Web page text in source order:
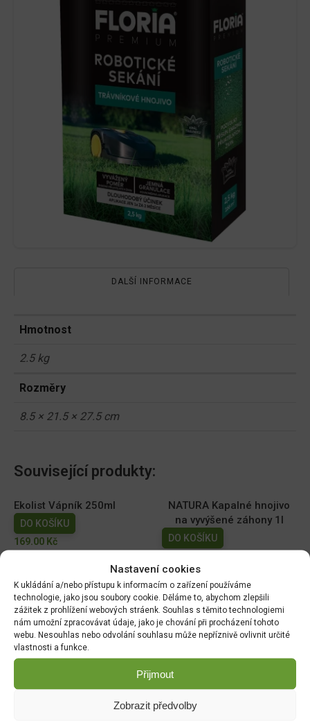
Nastavení cookies
K ukládání a/nebo přístupu k informacím o zařízení používáme
technologie, jako jsou soubory cookie. Děláme to, abychom zlepšili
zážitek z prohlížení webových stráenk. Souhlas s těmito technologiemi
nám umožní zpracovávat údaje, jako je chování při procházení tohoto
webu. Nesouhlas nebo odvolání souhlasu může nepříznivě ovlivnit určité
vlastnosti a funkce.
Přijmout
Zobrazit předvolby
DALŠÍ INFORMACE
Hmotnost
2.5 kg
Rozměry
8.5 × 21.5 × 27.5 cm
Související produkty:
Ekolist Vápník 250ml
DO KOŠÍKU
169.00 Kč
NATURA Kapalné hnojivo
na vyvýšené záhony 1l
DO KOŠÍKU
AGRO Cererit Hobby GOLD
s guánem 1l
DO KOŠÍKU
95.00Kč
Cererit s guánem Podzimní
5kg/FO +
DO KOŠÍKU
309.07Kč
Wuxal SUS Ca 250ml
hnojivo Celá zahrada 1l
109.00